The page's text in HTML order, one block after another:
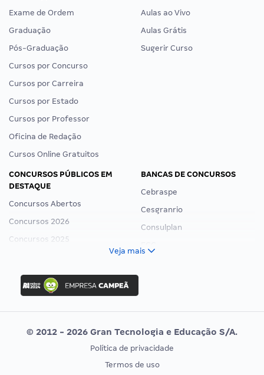
Exame de Ordem
Graduação
Pós-Graduação
Cursos por Concurso
Cursos por Carreira
Cursos por Estado
Cursos por Professor
Oficina de Redação
Cursos Online Gratuitos
Aulas ao Vivo
Aulas Grátis
Sugerir Curso
CONCURSOS PÚBLICOS EM
DESTAQUE
Concursos Abertos
Concursos 2026
Concursos 2025
Concurso Ibama
Concurso MPU
Editais publicados
BANCAS DE CONCURSOS
Cebraspe
Cesgranrio
Consulplan
Vunesp
CONCURSOS POR PROFISSÃO
EXAME DE ORDEM
Veja mais
© 2012 - 2026 Gran Tecnologia e Educação S/A.
Política de privacidade
Termos de uso